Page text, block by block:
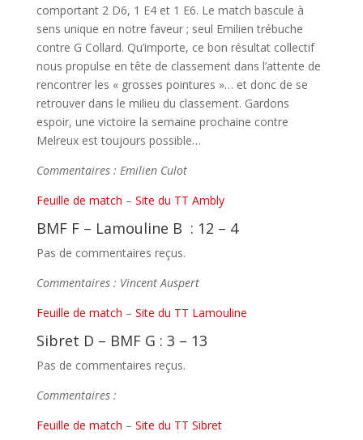
comportant 2 D6, 1 E4 et 1 E6. Le match bascule à
sens unique en notre faveur ; seul Emilien trébuche
contre G Collard. Qu’importe, ce bon résultat collectif
nous propulse en tête de classement dans l’attente de
rencontrer les « grosses pointures »… et donc de se
retrouver dans le milieu du classement. Gardons
espoir, une victoire la semaine prochaine contre
Melreux est toujours possible…
Commentaires : Emilien Culot
Feuille de match – Site du TT Ambly
BMF F – Lamouline B : 12 – 4
Pas de commentaires reçus.
Commentaires : Vincent Auspert
Feuille de match – Site du TT Lamouline
Sibret D – BMF G : 3 – 13
Pas de commentaires reçus.
Commentaires :
Feuille de match – Site du TT Sibret